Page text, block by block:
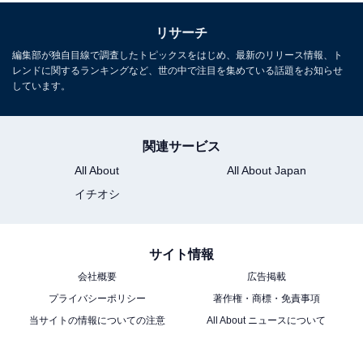
リサーチ
編集部が独自目線で調査したトピックスをはじめ、最新のリリース情報、ト
レンドに関するランキングなど、世の中で注目を集めている話題をお知らせ
しています。
関連サービス
All About
All About Japan
イチオシ
サイト情報
会社概要
広告掲載
プライバシーポリシー
著作権・商標・免責事項
当サイトの情報についての注意
All About ニュースについて